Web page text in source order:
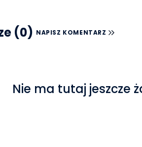
(0) NAPISZ KOMENTARZ
Nie ma tutaj jeszcze